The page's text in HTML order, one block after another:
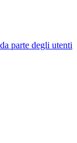
parte degli utenti